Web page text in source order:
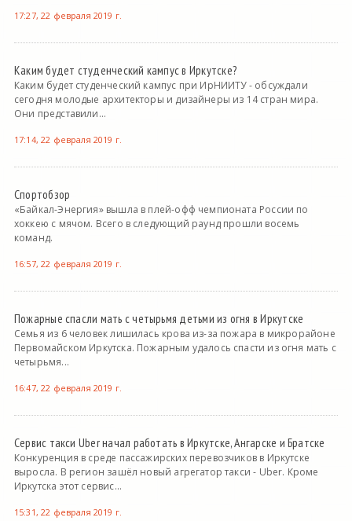
17:27, 22 февраля 2019 г.
Каким будет студенческий кампус в Иркутске?
Каким будет студенческий кампус при ИрНИИТУ - обсуждали
сегодня молодые архитекторы и дизайнеры из 14 стран мира.
Они представили...
17:14, 22 февраля 2019 г.
Спортобзор
«Байкал-Энергия» вышла в плей-офф чемпионата России по
хоккею с мячом. Всего в следующий раунд прошли восемь
команд.
16:57, 22 февраля 2019 г.
Пожарные спасли мать с четырьмя детьми из огня в Иркутске
Семья из 6 человек лишилась крова из-за пожара в микрорайоне
Первомайском Иркутска. Пожарным удалось спасти из огня мать с
четырьмя...
16:47, 22 февраля 2019 г.
Сервис такси Uber начал работать в Иркутске, Ангарске и Братске
Конкуренция в среде пассажирских перевозчиков в Иркутске
выросла. В регион зашёл новый агрегатор такси - Uber. Кроме
Иркутска этот сервис...
15:31, 22 февраля 2019 г.